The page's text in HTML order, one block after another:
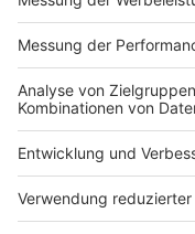
Impressum
Nutzungsbedingungen
Jobs
Presse
Werben